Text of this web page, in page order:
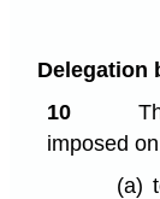
Delegation
10
imposed
(a)